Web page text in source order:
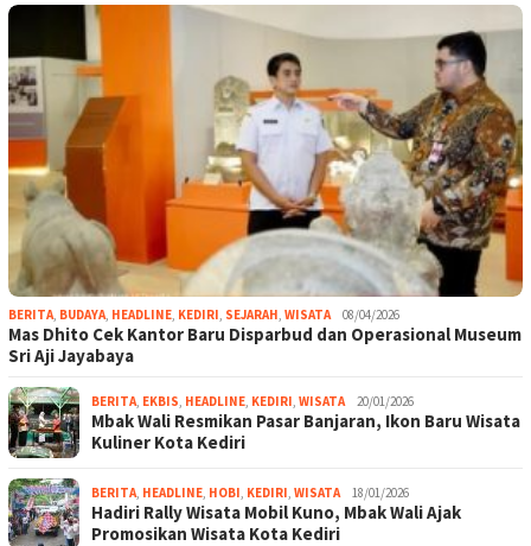
BERITA BUDAYA HEADLINE KEDIRI SEJARAH WISATA 08/04/2026
Mas Dhito Cek Kantor Baru Disparbud dan Operasional Museum
Sri Aji Jayabaya
BERITA EKBIS HEADLINE KEDIRI WISATA 20/01/2026
Mbak Wali Resmikan Pasar Banjaran, Ikon Baru Wisata
Kuliner Kota Kediri
BERITA HEADLINE HOBI KEDIRI WISATA 18/01/2026
Hadiri Rally Wisata Mobil Kuno, Mbak Wali Ajak
Promosikan Wisata Kota Kediri